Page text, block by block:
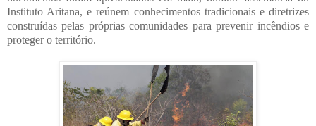
Instituto Aritana, e reúnem conhecimentos tradicionais e diretrizes
construídas pelas próprias comunidades para prevenir incêndios e
proteger o território.